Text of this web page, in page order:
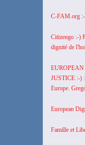
C-FAM.org
Citizengo :-)
dignité de
JUSTICE :-) :
Europe.
European
Famille et